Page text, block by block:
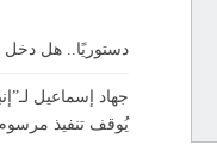
دستوريًا.. هل دخل
جهاد إسماعيل
يُوقف تنفيذ مرسوم